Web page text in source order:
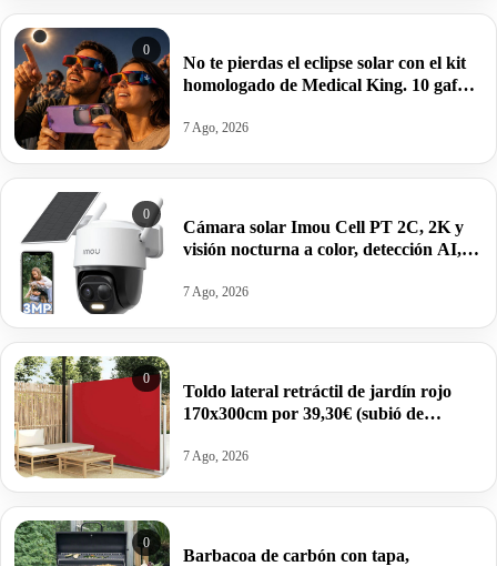
0
No te pierdas el eclipse solar con el kit
homologado de Medical King. 10 gafas
10,99€.
7 Ago, 2026
0
Cámara solar Imou Cell PT 2C, 2K y
visión nocturna a color, detección AI,
7 Ago, 2026
0
Toldo lateral retráctil de jardín rojo
170x300cm por 39,30€ (subió de
7 Ago, 2026
0
Barbacoa de carbón con tapa,